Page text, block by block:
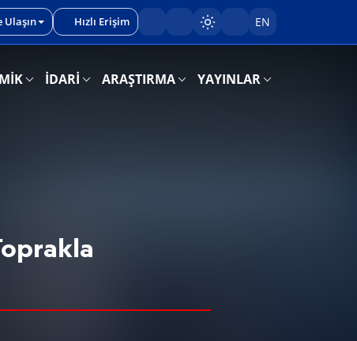
İDARİ ARAŞTIRMA YAYINLAR
Ulaşın Hızlı Erişim Sayfayı karart/aç
EN